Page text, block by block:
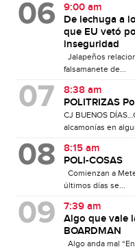
9:00 am
De lechuga a
que EU vetó
inseguridad
Jalapeños
falsamanete de...
8:38 am
POLITRIZAS
CJ BUENOS
alcamonías en
8:15 am
POLI-COSAS
Comienzan a
últimos días se...
7:39 am
Algo que vale
BOARDMAN
Algo anda mal